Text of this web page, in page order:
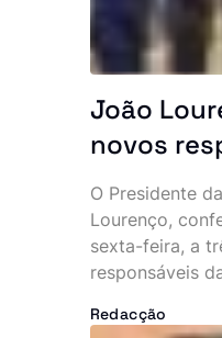
ligações ao
João
novos
exige
O Presidente
Lourenço,
sexta-feira, a
responsáveis
para lançar
Redacção